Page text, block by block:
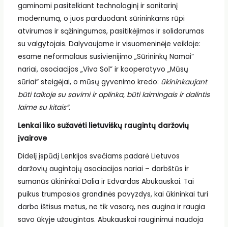
gaminami pasitelkiant technologinį ir sanitarinį
modernumą, o juos parduodant sūrininkams rūpi
atvirumas ir sąžiningumas, pasitikėjimas ir solidarumas
su valgytojais. Dalyvaujame ir visuomeninėje veikloje:
esame neformalaus susivienijimo „Sūrininkų Namai”
nariai, asociacijos „Viva Sol” ir kooperatyvo „Mūsų
sūriai“ steigėjai, o mūsų gyvenimo kredo: ūkininkaujant
būti taikoje su savimi ir aplinka, būti laimingais ir dalintis
laime su kitais”.
Lenkai liko sužavėti lietuviškų raugintų daržovių
įvairove
Didelį įspūdį Lenkijos svečiams padarė Lietuvos
daržovių augintojų asociacijos nariai – darbštūs ir
sumanūs ūkininkai Dalia ir Edvardas Abukauskai. Tai
puikus trumposios grandinės pavyzdys, kai ūkininkai turi
darbo ištisus metus, ne tik vasarą, nes augina ir raugia
savo ūkyje užaugintas. Abukauskai rauginimui naudoja